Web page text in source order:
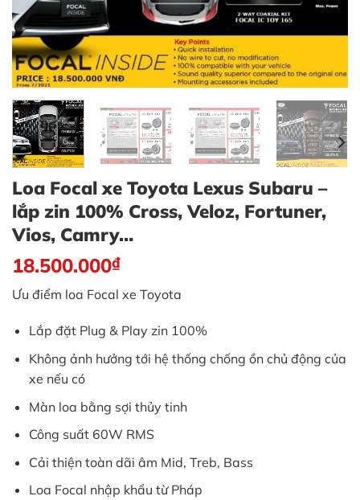
Loa Focal xe Toyota Lexus Subaru –
lắp zin 100% Cross, Veloz, Fortuner,
Vios, Camry…
18.500.000₫
Ưu điểm loa Focal xe Toyota
Lắp đặt Plug & Play zin 100%
Không ảnh hưởng tới hệ thống chống ồn chủ động của
xe nếu có
Màn loa bằng sợi thủy tinh
Công suất 60W RMS
Cải thiện toàn dãi âm Mid, Treb, Bass
Loa Focal nhập khẩu từ Pháp